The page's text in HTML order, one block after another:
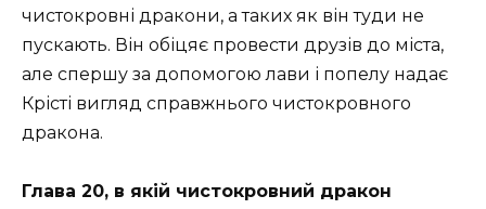
чистокровні дракони, а таких як він туди не
пускають. Він обіцяє провести друзів до міста,
але спершу за допомогою лави і попелу надає
Крісті вигляд справжнього чистокровного
дракона.
Глава 20, в якій чистокровний дракон